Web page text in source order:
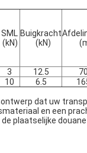
SML
(kN)
Buigkracht
(kN)
3 12.5
10 6.5
dat uw
en een
plaatselijke douane